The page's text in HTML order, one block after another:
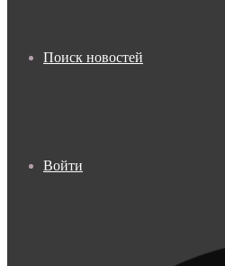
Поиск новостей
Войти